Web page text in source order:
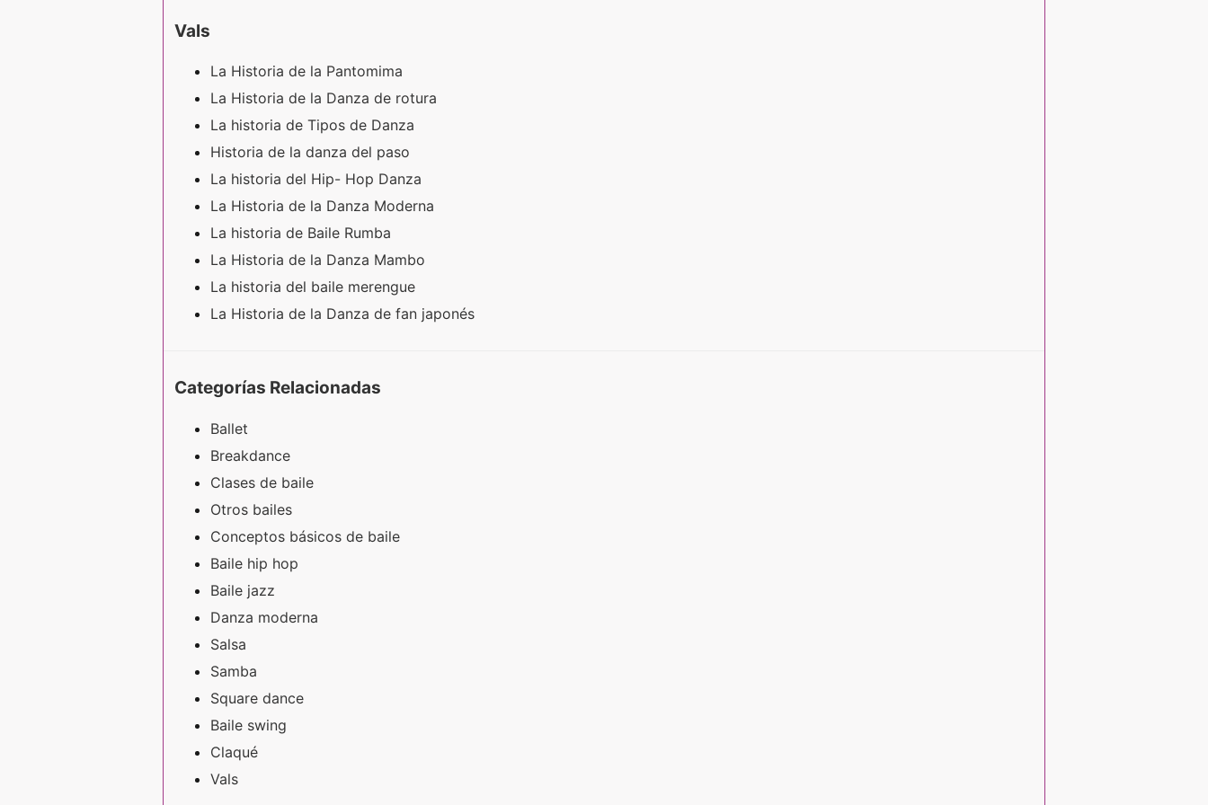
Vals
La Historia de la Pantomima
La Historia de la Danza de rotura
La historia de Tipos de Danza
Historia de la danza del paso
La historia del Hip- Hop Danza
La Historia de la Danza Moderna
La historia de Baile Rumba
La Historia de la Danza Mambo
La historia del baile merengue
La Historia de la Danza de fan japonés
Categorías Relacionadas
Ballet
Breakdance
Clases de baile
Otros bailes
Conceptos básicos de baile
Baile hip hop
Baile jazz
Danza moderna
Salsa
Samba
Square dance
Baile swing
Claqué
Vals